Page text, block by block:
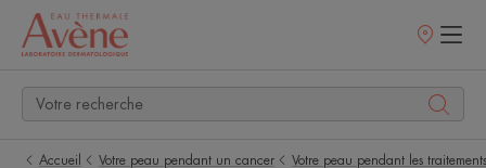
Points
Accueil Votre peau pendant un cancer Votre peau pendant les